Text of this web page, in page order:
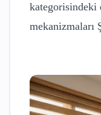
kategorisindeki
mekanizmaları